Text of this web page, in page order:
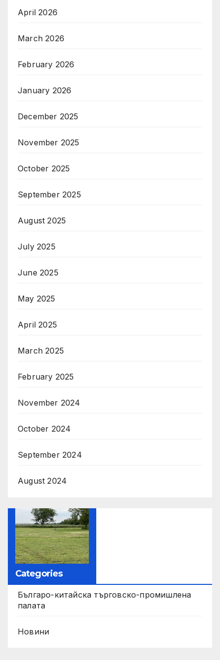
April 2026
March 2026
February 2026
January 2026
December 2025
November 2025
October 2025
September 2025
August 2025
July 2025
June 2025
May 2025
April 2025
March 2025
February 2025
November 2024
October 2024
September 2024
August 2024
Categories
Българо-китайска търговско-промишлена
палата
Новини